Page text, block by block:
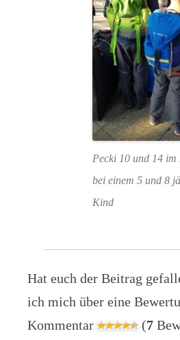
Pecki 10 und 14 im
bei einem 5 und 8
Kind
Hat euch der Beitrag
ich mich über eine
Kommentar
(7